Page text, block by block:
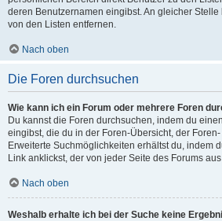
deren Benutzernamen eingibst. An gleicher
von den Listen entfernen.
Nach oben
Die Foren durchsuchen
Wie kann ich ein Forum oder mehrere Foren
Du kannst die Foren durchsuchen, indem du
eingibst, die du in der Foren-Übersicht, der
Erweiterte Suchmöglichkeiten erhältst du, indem
Link anklickst, der von jeder Seite des Forums
Nach oben
Weshalb erhalte ich bei der Suche keine